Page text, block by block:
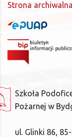
Strona archiwalna
Szkoła
Pożarnej w
ul. Glinki 86,